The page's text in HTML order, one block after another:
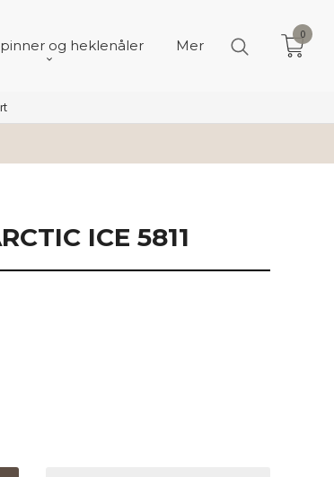
og heklenåler Mer
0
ICE 5811